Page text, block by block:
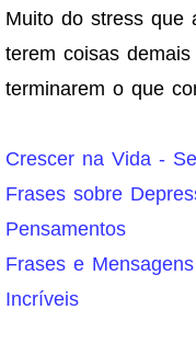
Muito do stress que
terem coisas
terminarem o que
Crescer na Vida -
Frases sobre
Pensamentos
Frases e
Incríveis